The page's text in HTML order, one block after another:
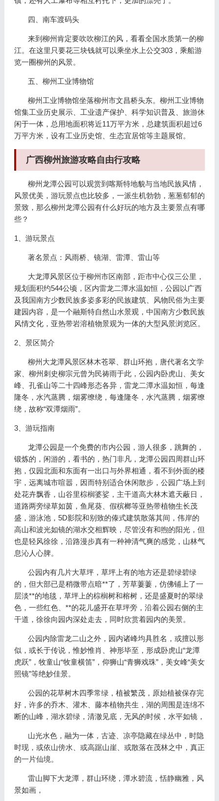
四、南车渡码头
来到柳州肯定要吹吹柳江的风，看看全国水质第一的柳
江。在这里只要花三块钱就可以乘坐水上公交303，乘船游
览一圈柳州的风景。
五、柳州工业博物馆
柳州工业博物馆坐落柳州市文昌桥头东。柳州工业博物
馆集工业历史展示、工业遗产保护、科学知识普及、旅游休
闲于一体，总用地面积将近11万平方米，总建筑面积超过6
万平方米，设有工业历史馆、生态宜居馆等主题展馆。
广西柳州旅游攻略自由行攻略
柳州龙潭公园可以观赏到喀斯特地貌与当地民族风情，
风景优美，游玩景点也比较多，一派生机勃勃，葱葱郁郁的
景致，那么柳州龙潭公园有什么好玩的地方及主要景点有哪
些？
1、游玩景点
著名景点：风雨桥、镜湖、雷潭、雷山等
大龙潭风景区位于柳州市区南部，距市中心仅三公里，
规划面积约544公顷，区内雷龙二潭水温如恒，公园以广西
及我国南方少数民族多姿多彩的民族建筑、风物民俗为主要
建园内容，是一个融斯特自然山水景观，中国南方少数民族
风情文化，亚热带岩溶植物景观为一体的大型风景浏览区。
2、景区简介
柳州大龙潭风景区林木苍翠、群山环抱，唐代著名文学
家、柳州刺史柳宗元曾为民祷雨于此，公园内卧虎山、美女
峰、孔雀山等二十四峰形态各异，雷龙二潭水温如恒，每逢
隆冬，水汽蒸腾，烟雾缭绕，每逢隆冬，水汽蒸腾，烟雾缭
绕，故称“双潭烟雨”。
3、游玩指南
龙潭公园是一个免费的市内公园，游人很多，跳舞的，
锻炼的，闲游的，看书的，热门非凡，龙潭公园四周群山环
抱，仅园北面和东面有一出口与外界相通，看不到外面的楼
宇，远离城市喧嚣，因而特别适合休闲散步，公园广场上到
处花卉飘香，山谷里棕榈婆娑，主干道高大林木遮天蔽日，
道路两旁绿草如茵，鱼尾葵、假槟榔等亚热带植物生长茂
盛，游泳池，5D影院和别致的傣式建筑散落其间，伟岸的
高山和波光如镜的湖水交相辉映，尽管没有和煦的阳光，但
也是轻风徐徐，沿路漫步真有一种神清气爽的感觉，山林气
息沁人心脾。
公园内有几片大草坪，草坪上有的地方还是碧绿碧绿
的，但大部已是稍微带点暗**了，芳草萋萋，仿佛铺上了一
层淡**的地毯，草坪上的棕榈树和榕树，还是盛夏时的翠绿
色，一些红色、**的花儿盛开在草坪旁，沿着公园右侧的主
干道，徐徐向园内深处走去，同时欣赏着园内的美景。
公园内除雷龙二山之外，园内诸峰均具胜名，或擅以形
似，或长于传说，惟妙惟肖、神形毕至，形成卧虎山“龙潭
虎跃”，牧童山“牧童横笛”，仰狮山“青狮戏珠”，美女峰“美女
照镜”等绝妙佳景。
公园的花草树木四季常绿，植被繁茂，原始植被保存完
好，许多的乔木、灌木、藤本植物共生，湖的周围是连绵不
断的山峰，湖水碧绿，清澈见底，无风的时候，水平如镜，
山光水色，融为一体，古迹、凉亭隐藏在绿丛中，时隐
时现，或依山傍水、或高踞山崖、或散落在茂林之中，真正
的一片仙境。
雷山脚下大龙潭，群山环绕，潭水碧流，恬静幽雅，风
景如画，